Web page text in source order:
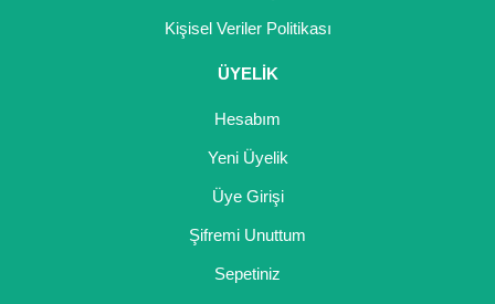
Kişisel Veriler Politikası
ÜYELİK
Hesabım
Yeni Üyelik
Üye Girişi
Şifremi Unuttum
Sepetiniz